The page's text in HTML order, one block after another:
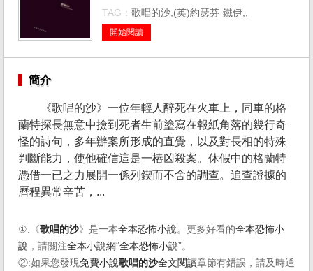
TAG： 歌唱的沙,(英)約瑟芬·鐵伊,,
開始閱讀
簡介
《歌唱的沙》一位年輕人醉死在火車上，同車的格
蘭特探長無意中撿到死者生前塗寫在報紙角落的幾行奇
怪的詩句，多年辦案所形成的直覺，以及對長相的特殊
判斷能力，使他確信這是一樁凶殺案。休假中的格蘭特
憑借一已之力展開一係列鍥而不舍的調查。追查證據的
曆程異常辛苦，...
①:《歌唱的沙》是一本全本恐怖小說 。更多好看的全本恐怖小
說 ，請關注全本小說網“全本恐怖小說”。
②:如果您發現免費小說歌唱的沙全文閱讀章節有錯誤，請及時通